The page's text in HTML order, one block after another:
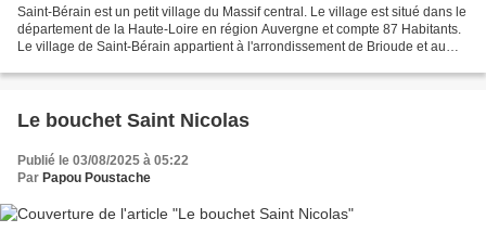
Saint-Bérain est un petit village du Massif central. Le village est situé dans le
département de la Haute-Loire en région Auvergne et compte 87 Habitants.
Le village de Saint-Bérain appartient à l'arrondissement de Brioude et au
Le bouchet Saint Nicolas
Publié le 03/08/2025 à 05:22
Par Papou Poustache